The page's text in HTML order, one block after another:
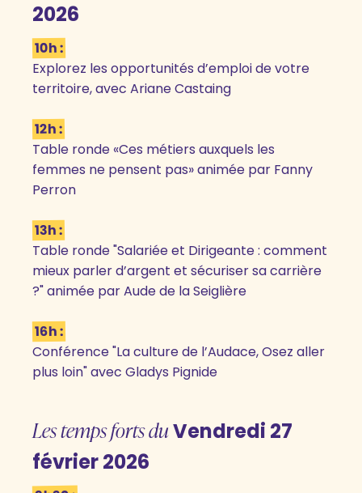
2026
10h :
Explorez les opportunités d’emploi de votre
territoire, avec Ariane Castaing
12h :
Table ronde «Ces métiers auxquels les
femmes ne pensent pas» animée par Fanny
Perron
13h :
Table ronde "Salariée et Dirigeante : comment
mieux parler d’argent et sécuriser sa carrière
?" animée par Aude de la Seiglière
16h :
Conférence "La culture de l’Audace, Osez aller
plus loin" avec Gladys Pignide
Les temps forts duVendredi 27
février 2026